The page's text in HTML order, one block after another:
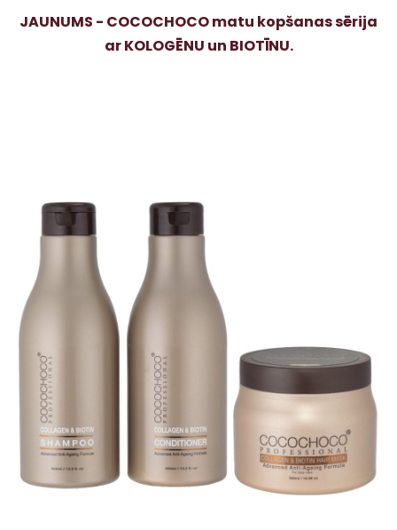
JAUNUMS - COCOCHOCO matu kopšanas sērija
ar KOLOGĒNU un BIOTĪNU.